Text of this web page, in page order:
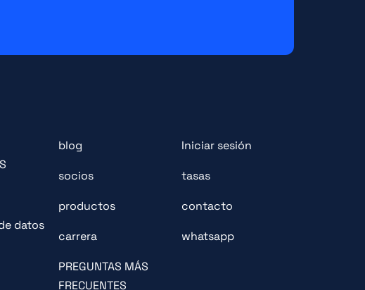
datos
blog
socios
productos
carrera
PREGUNTAS MÁS
FRECUENTES
Iniciar sesión
tasas
contacto
whatsapp